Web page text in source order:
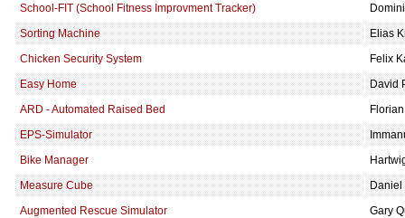
School-FIT (School Fitness Improvment Tracker)
Sorting Machine
Elias
Chicken Security System
Felix
Easy Home
David
ARD - Automated Raised Bed
EPS-Simulator
Bike Manager
Measure Cube
Daniel
Augmented Rescue Simulator
Gary